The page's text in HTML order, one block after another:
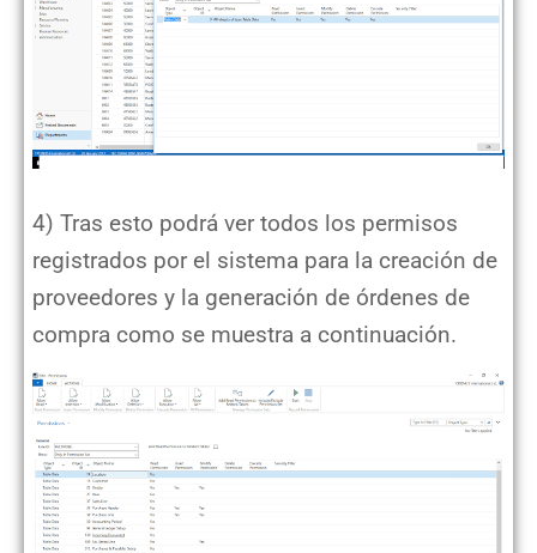
4) Tras esto podrá ver todos los permisos
registrados por el sistema para la creación de
proveedores y la generación de órdenes de
compra como se muestra a continuación.